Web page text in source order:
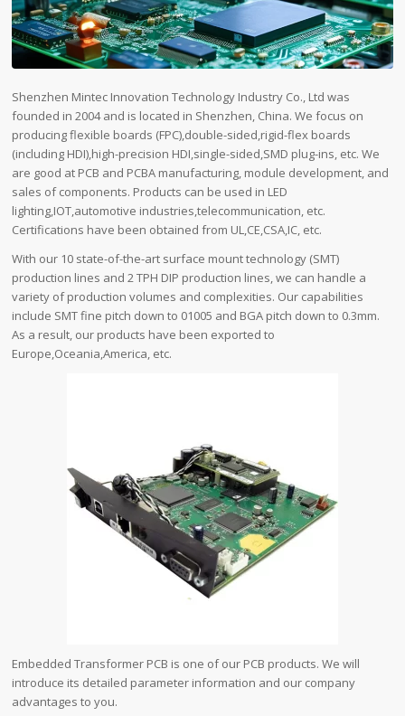
Shenzhen Mintec Innovation Technology Industry Co., Ltd was
founded in 2004 and is located in Shenzhen, China. We focus on
producing flexible boards (FPC),double-sided,rigid-flex boards
(including HDI),high-precision HDI,single-sided,SMD plug-ins, etc. We
are good at PCB and PCBA manufacturing, module development, and
sales of components. Products can be used in LED
lighting,IOT,automotive industries,telecommunication, etc.
Certifications have been obtained from UL,CE,CSA,IC, etc.
With our 10 state-of-the-art surface mount technology (SMT)
production lines and 2 TPH DIP production lines, we can handle a
variety of production volumes and complexities. Our capabilities
include SMT fine pitch down to 01005 and BGA pitch down to 0.3mm.
As a result, our products have been exported to
Europe,Oceania,America, etc.
Embedded Transformer PCB is one of our PCB products. We will
introduce its detailed parameter information and our company
advantages to you.